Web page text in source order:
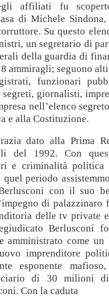
affiliati fu
di Michele
Su questo
un segretario di
della guardia di
ammiragli; seguono
funzionari
giornalisti,
nell’elenco
e alla Costituzione.
dato alla Prima
del 1992. Con
e criminalità
periodo
con il suo
di
delle tv private
Berlusconi
amministrato come
imprenditore
esponente
di 30 milioni
Con la caduta